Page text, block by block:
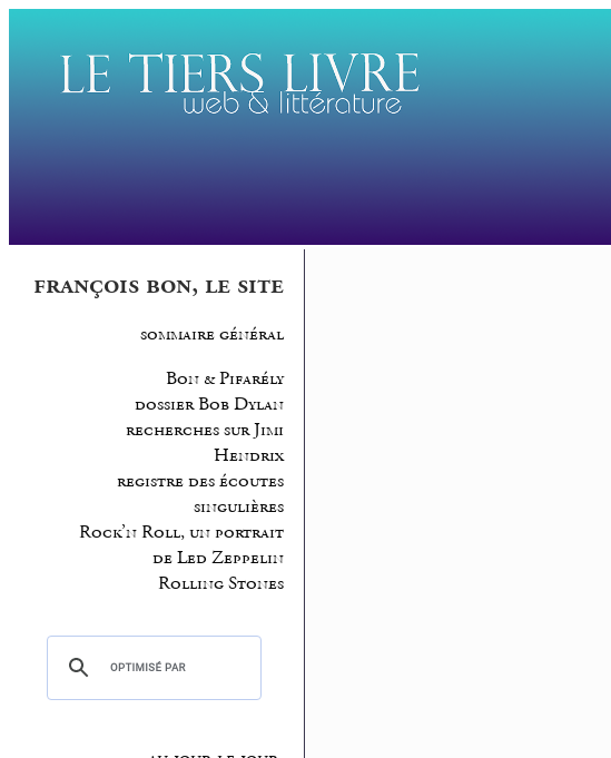
françois bon, le site
sommaire général
Bon & Pifarély
dossier Bob Dylan
recherches sur Jimi
Hendrix
registre des écoutes
singulières
Rock’n Roll, un portrait
de Led Zeppelin
Rolling Stones